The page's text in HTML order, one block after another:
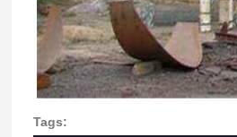
Tags: